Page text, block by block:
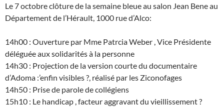
Le 7 octobre clôture de la semaine bleue au salon Jean Bene au
Département de l’Hérault, 1000 rue d’Alco:
14h00 : Ouverture par Mme Patrcia Weber , Vice Présidente
déléguée aux solidarités à la personne
14h30 : Projection de la version courte du documentaire
d’Adoma :’enfin visibles ?, réalisé par les Ziconofages
14h50 : Prise de parole de collégiens
15h10 : Le handicap , facteur aggravant du vieillissement ?